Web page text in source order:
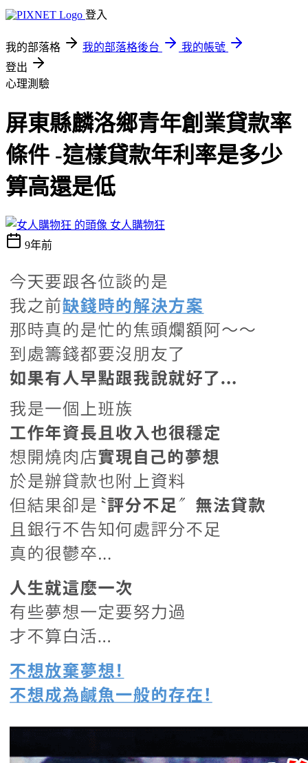
登入
我的部落格 我的部落格後台
我的帳號
登出
心理測驗
屏東縣麟洛鄉青年創業貸款率
條件 -這樣貸款年利率是多少
算高還是低
女人購物狂
9年前